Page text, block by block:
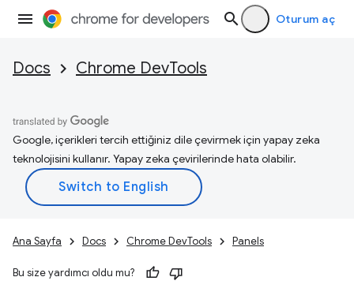
Oturum aç
Docs Chrome DevTools
Google, içerikleri tercih ettiğiniz dile çevirmek için yapay zeka
teknolojisini kullanır. Yapay zeka çevirilerinde hata olabilir.
Ana Sayfa Docs Chrome DevTools Panels
Bu size yardımcı oldu mu?